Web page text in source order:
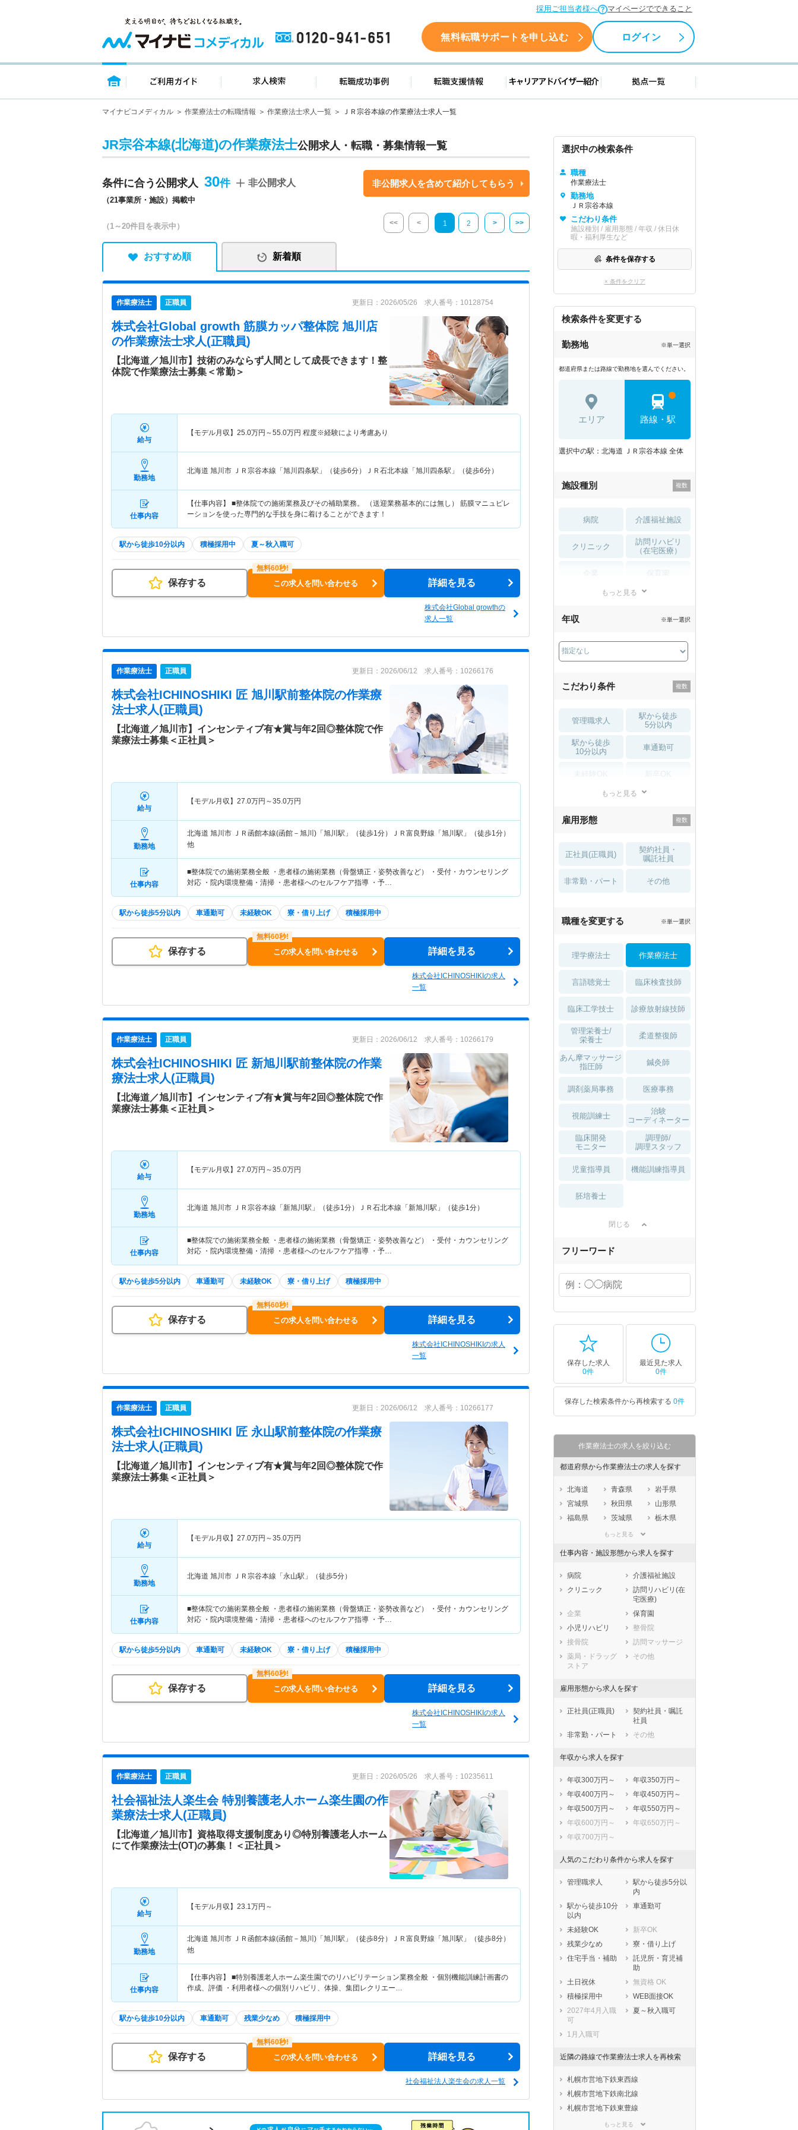
採用ご担当者様へ マイページでできること
0120-941-651 無料転職サポートを申し込む ログイン
トップページ ご利用ガイド 求人検索 転職成功事例 転職支援情報 キャリアアドバイザー紹介 拠点一覧
マイナビコメディカル 作業療法士の転職情報 作業療法士求人一覧 ＪＲ宗谷本線の作業療法士求人一覧
JR宗谷本線(北海道)の作業療法士公開求人・転職・募集情報一覧
条件に合う公開求人 30
（21事業所・施設）掲載中
非公開求人 非公開求人を含めて紹介してもらう
（1～20件目を表示中） << < 1 2 > >>
おすすめ順 新着順
作業療法士 正職員 更新日：2026/05/26 求人番号：10128754
株式会社Global growth 筋膜カッパ整体院 旭川店
の作業療法士求人(正職員)
【北海道／旭川市】技術のみならず人間として成長できます！整
体院で作業療法士募集＜常勤＞
給与
【モデル月収】 25.0万円～55.0万円 程度※経験により考慮あり
勤務地
北海道 旭川市 ＪＲ宗谷本線「旭川四条駅」（徒歩6分）ＪＲ石北本線「旭川四条駅」（徒歩6分）
仕事内容
【仕事内容】 ■整体院での施術業務及びその補助業務。 （送迎業務基本的には無し） 筋膜マニュピレ
ーションを使った専門的な手技を身に着けることができます！
駅から徒歩10分以内 積極採用中 夏～秋入職可
保存する この求人を問い合わせる 詳細を見る
株式会社Global growthの
求人一覧
作業療法士 正職員 更新日：2026/06/12 求人番号：10266176
株式会社ICHINOSHIKI 匠 旭川駅前整体院の作業療
法士求人(正職員)
【北海道／旭川市】インセンティブ有★賞与年2回◎整体院で作
業療法士募集＜正社員＞
給与
【モデル月収】 27.0万円～35.0万円
勤務地
北海道 旭川市 ＪＲ函館本線(函館－旭川)「旭川駅」（徒歩1分）ＪＲ富良野線「旭川駅」（徒歩1分）
他
仕事内容
■整体院での施術業務全般 ・患者様の施術業務（骨盤矯正・姿勢改善など） ・受付・カウンセリング
対応 ・院内環境整備・清掃 ・患者様へのセルフケア指導 ・予…
駅から徒歩5分以内 車通勤可 未経験OK 寮・借り上げ 積極採用中
保存する この求人を問い合わせる 詳細を見る
株式会社ICHINOSHIKIの求人
一覧
作業療法士 正職員 更新日：2026/06/12 求人番号：10266179
株式会社ICHINOSHIKI 匠 新旭川駅前整体院の作業
療法士求人(正職員)
【北海道／旭川市】インセンティブ有★賞与年2回◎整体院で作
業療法士募集＜正社員＞
給与
【モデル月収】 27.0万円～35.0万円
勤務地
北海道 旭川市 ＪＲ宗谷本線「新旭川駅」（徒歩1分）ＪＲ石北本線「新旭川駅」（徒歩1分）
仕事内容
■整体院での施術業務全般 ・患者様の施術業務（骨盤矯正・姿勢改善など） ・受付・カウンセリング
対応 ・院内環境整備・清掃 ・患者様へのセルフケア指導 ・予…
駅から徒歩5分以内 車通勤可 未経験OK 寮・借り上げ 積極採用中
保存する この求人を問い合わせる 詳細を見る
株式会社ICHINOSHIKIの求人
一覧
作業療法士 正職員 更新日：2026/06/12 求人番号：10266177
株式会社ICHINOSHIKI 匠 永山駅前整体院の作業療
法士求人(正職員)
【北海道／旭川市】インセンティブ有★賞与年2回◎整体院で作
業療法士募集＜正社員＞
給与
【モデル月収】 27.0万円～35.0万円
勤務地
北海道 旭川市 ＪＲ宗谷本線「永山駅」（徒歩5分）
仕事内容
■整体院での施術業務全般 ・患者様の施術業務（骨盤矯正・姿勢改善など） ・受付・カウンセリング
対応 ・院内環境整備・清掃 ・患者様へのセルフケア指導 ・予…
駅から徒歩5分以内 車通勤可 未経験OK 寮・借り上げ 積極採用中
保存する この求人を問い合わせる 詳細を見る
株式会社ICHINOSHIKIの求人
一覧
作業療法士 正職員 更新日：2026/05/26 求人番号：10235611
社会福祉法人楽生会 特別養護老人ホーム楽生園の作
業療法士求人(正職員)
【北海道／旭川市】資格取得支援制度あり◎特別養護老人ホーム
にて作業療法士(OT)の募集！＜正社員＞
給与
【モデル月収】 23.1万円～
勤務地
北海道 旭川市 ＪＲ函館本線(函館－旭川)「旭川駅」（徒歩8分）ＪＲ富良野線「旭川駅」（徒歩8分）
他
仕事内容
【仕事内容】 ■特別養護老人ホーム楽生園でのリハビリテーション業務全般 ・個別機能訓練計画書の
作成、評価 ・利用者様への個別リハビリ、体操、集団レクリエー…
駅から徒歩10分以内 車通勤可 残業少なめ 積極採用中
保存する この求人を問い合わせる 詳細を見る
社会福祉法人楽生会の求人一覧
選択中の検索条件
職種
作業療法士
勤務地
ＪＲ宗谷本線
こだわり条件
施設種別 / 雇用形態 / 年収 / 休日休
暇・福利厚生など
条件を保存する
× 条件をクリア
検索条件を変更する
勤務地 ※単一選択
都道府県または路線で勤務地を選んでください。
エリア 路線・駅
選択中の駅：北海道 ＪＲ宗谷本線 全体
施設種別
病院 介護福祉施設
クリニック
訪問リハビリ
（在宅医療）
薬局・
もっと見る
年収 ※単一選択
こだわり条件
管理職求人
駅から徒歩
5分以内
駅から徒歩
10分以内
車通勤可
住宅手当・補助
土日祝休 無資格 OK
積極採用中 WEB面接OK
もっと見る
雇用形態
正社員(正職員)
契約社員・
嘱託社員
非常勤・パート その他
職種を変更する ※単一選択
理学療法士 作業療法士
言語聴覚士 臨床検査技師
臨床工学技士 診療放射線技師
管理栄養士/
栄養士
柔道整復師
あん摩マッサージ
指圧師
鍼灸師
調剤薬局事務 医療事務
視能訓練士
治験
コーディネーター
臨床開発
モニター
調理師/
調理スタッフ
児童指導員 機能訓練指導員
胚培養士
閉じる
フリーワード
保存した求人
0件
最近見た求人
0件
保存した検索条件から再検索する 0件
作業療法士の求人を絞り込む
都道府県から作業療法士の求人を探す
北海道 青森県
岩手県
宮城県
秋田県
山形県
福島県
茨城県
栃木県
埼玉県
石川県
福井県
岐阜県
静岡県
愛知県
三重県
大阪府
兵庫県
奈良県
鳥取県
島根県
広島県
山口県
徳島県
香川県
愛媛県
熊本県
大分県
もっと見る
仕事内容・施設形態から求人を探す
病院
介護福祉施設
クリニック
訪問リハビリ(在
宅医療)
企業
保育園
小児リハビリ
整骨院
接骨院
訪問マッサージ
薬局・ドラッグ
ストア
その他
雇用形態から求人を探す
正社員(正職員)
契約社員・嘱託
社員
非常勤・パート
その他
年収から求人を探す
年収300万円～
年収350万円～
年収400万円～
年収450万円～
年収500万円～
年収550万円～
年収600万円～
年収650万円～
年収700万円～
人気のこだわり条件から求人を探す
管理職求人
駅から徒歩5分以
内
駅から徒歩10分
以内
車通勤可
未経験OK
新卒OK
残業少なめ
寮・借り上げ
住宅手当・補助
託児所・育児補
助
土日祝休
無資格 OK
積極採用中
WEB面接OK
2027年4月入職
可
夏～秋入職可
1月入職可
近隣の路線で作業療法士求人を再検索
札幌市営地下鉄東西線
札幌市営地下鉄南北線
札幌市営地下鉄東豊線
札幌市電山鼻線もっと見る